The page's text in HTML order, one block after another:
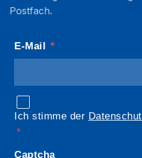
Postfach.